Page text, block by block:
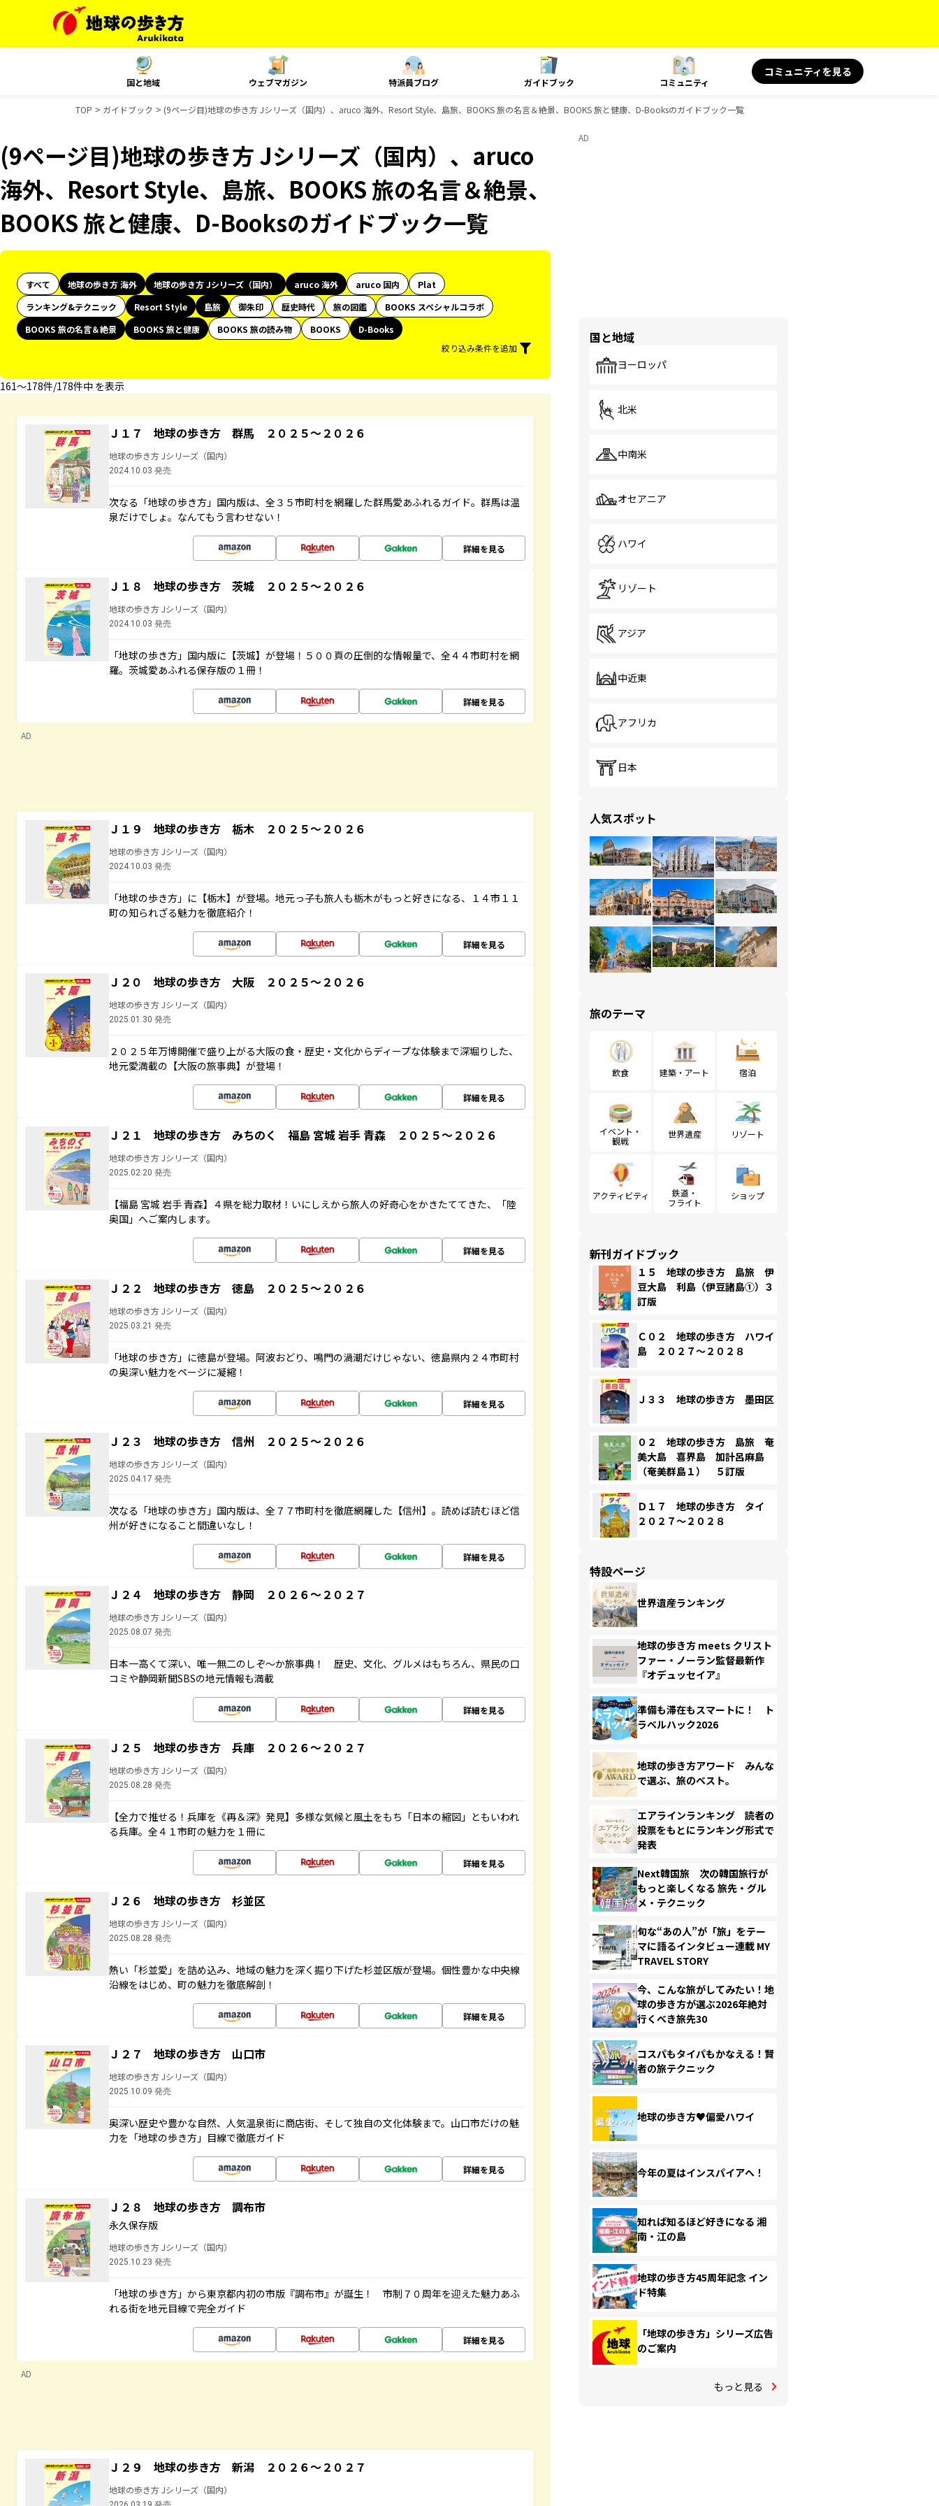
国と地域 ウェブマガジン 特派員ブログ ガイドブック コミュニティ
コミュニティを見る
TOP ガイドブック (9ページ目)地球の歩き方 Jシリーズ（国内）、aruco 海外、Resort Style、島旅、BOOKS 旅の名言＆絶景、BOOKS 旅と健康、D-Booksのガイドブック一覧
(9ページ目)地球の歩き方 Jシリーズ（国内）、aruco
海外、Resort Style、島旅、BOOKS 旅の名言＆絶景、
BOOKS 旅と健康、D-Booksのガイドブック一覧
すべて 地球の歩き方 海外 地球の歩き方 Jシリーズ（国内） aruco 海外 aruco 国内
Plat
ランキング&テクニック
Resort Style 島旅 御朱印 歴史時代 旅の図鑑
BOOKS スペシャルコラボ
BOOKS 旅の名言＆絶景
BOOKS 旅と健康 BOOKS 旅の読み物 BOOKS
D-Books
絞り込み条件を追加
161〜178件/178件中 を表示
Ｊ１７ 地球の歩き方 群馬 ２０２５～２０２６
地球の歩き方 Jシリーズ（国内）
2024.10.03 発売
次なる「地球の歩き方」国内版は、全３５市町村を網羅した群馬愛あふれるガイド。群馬は温
泉だけでしょ。なんてもう言わせない！
詳細を見る
Ｊ１８ 地球の歩き方 茨城 ２０２５～２０２６
地球の歩き方 Jシリーズ（国内）
2024.10.03 発売
「地球の歩き方」国内版に【茨城】が登場！５００頁の圧倒的な情報量で、全４４市町村を網
羅。茨城愛あふれる保存版の１冊！
詳細を見る
AD
Ｊ１９ 地球の歩き方 栃木 ２０２５～２０２６
地球の歩き方 Jシリーズ（国内）
2024.10.03 発売
「地球の歩き方」に【栃木】が登場。地元っ子も旅人も栃木がもっと好きになる、１４市１１
町の知られざる魅力を徹底紹介！
詳細を見る
Ｊ２０ 地球の歩き方 大阪 ２０２５～２０２６
地球の歩き方 Jシリーズ（国内）
2025.01.30 発売
２０２５年万博開催で盛り上がる大阪の食・歴史・文化からディープな体験まで深堀りした、
地元愛満載の【大阪の旅事典】が登場！
詳細を見る
Ｊ２１ 地球の歩き方 みちのく 福島 宮城 岩手 青森 ２０２５～２０２６
地球の歩き方 Jシリーズ（国内）
2025.02.20 発売
【福島 宮城 岩手 青森】４県を総力取材！いにしえから旅人の好奇心をかきたててきた、「陸
奥国」へご案内します。
詳細を見る
Ｊ２２ 地球の歩き方 徳島 ２０２５～２０２６
地球の歩き方 Jシリーズ（国内）
2025.03.21 発売
「地球の歩き方」に徳島が登場。阿波おどり、鳴門の渦潮だけじゃない、徳島県内２４市町村
の奥深い魅力をページに凝縮！
詳細を見る
Ｊ２３ 地球の歩き方 信州 ２０２５～２０２６
地球の歩き方 Jシリーズ（国内）
2025.04.17 発売
次なる「地球の歩き方」国内版は、全７７市町村を徹底網羅した【信州】。読めば読むほど信
州が好きになること間違いなし！
詳細を見る
Ｊ２４ 地球の歩き方 静岡 ２０２６～２０２７
地球の歩き方 Jシリーズ（国内）
2025.08.07 発売
日本一高くて深い、唯一無二のしぞ～か旅事典！ 歴史、文化、グルメはもちろん、県民の口
コミや静岡新聞SBSの地元情報も満載
詳細を見る
Ｊ２５ 地球の歩き方 兵庫 ２０２６～２０２７
地球の歩き方 Jシリーズ（国内）
2025.08.28 発売
【全力で推せる！兵庫を《再＆深》発見】多様な気候と風土をもち「日本の縮図」ともいわれ
る兵庫。全４１市町の魅力を１冊に
詳細を見る
Ｊ２６ 地球の歩き方 杉並区
地球の歩き方 Jシリーズ（国内）
2025.08.28 発売
熱い「杉並愛」を詰め込み、地域の魅力を深く掘り下げた杉並区版が登場。個性豊かな中央線
沿線をはじめ、町の魅力を徹底解剖！
詳細を見る
Ｊ２７ 地球の歩き方 山口市
地球の歩き方 Jシリーズ（国内）
2025.10.09 発売
奥深い歴史や豊かな自然、人気温泉街に商店街、そして独自の文化体験まで。山口市だけの魅
力を「地球の歩き方」目線で徹底ガイド
詳細を見る
Ｊ２８ 地球の歩き方 調布市
永久保存版
地球の歩き方 Jシリーズ（国内）
2025.10.23 発売
「地球の歩き方」から東京都内初の市版『調布市』が誕生！ 市制７０周年を迎えた魅力あふ
れる街を地元目線で完全ガイド
詳細を見る
AD
Ｊ２９ 地球の歩き方 新潟 ２０２６～２０２７
地球の歩き方 Jシリーズ（国内）
AD
国と地域
ヨーロッパ
北米
中南米
オセアニア
ハワイ
リゾート
アジア
中近東
アフリカ
日本
人気スポット
旅のテーマ
飲食 建築・アート 宿泊
イベント・
観戦
世界遺産 リゾート
アクティビティ
鉄道・
フライト
ショップ
新刊ガイドブック
１５ 地球の歩き方 島旅 伊
豆大島 利島（伊豆諸島①）３
訂版
Ｃ０２ 地球の歩き方 ハワイ
島 ２０２７～２０２８
Ｊ３３ 地球の歩き方 墨田区
０２ 地球の歩き方 島旅 奄
美大島 喜界島 加計呂麻島
（奄美群島１） ５訂版
Ｄ１７ 地球の歩き方 タイ
２０２７～２０２８
特設ページ
世界遺産ランキング
地球の歩き方 meets クリスト
ファー・ノーラン監督最新作
『オデュッセイア』
準備も滞在もスマートに！ ト
ラベルハック2026
地球の歩き方アワード みんな
で選ぶ、旅のベスト。
エアラインランキング 読者の
投票をもとにランキング形式で
発表
Next韓国旅 次の韓国旅行が
もっと楽しくなる 旅先・グル
メ・テクニック
旬な“あの人”が「旅」をテー
マに語るインタビュー連載 MY
TRAVEL STORY
今、こんな旅がしてみたい！地
球の歩き方が選ぶ2026年絶対
行くべき旅先30
コスパもタイパもかなえる！賢
者の旅テクニック
地球の歩き方♥偏愛ハワイ
今年の夏はインスパイアへ！
知れば知るほど好きになる 湘
南・江の島
地球の歩き方45周年記念 イン
ド特集
「地球の歩き方」シリーズ広告
のご案内
もっと見る